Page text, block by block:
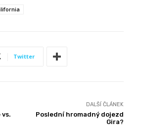
Twitter
vs.
DALŠÍ ČLÁNEK
Poslední hromadný dojezd
Gira?